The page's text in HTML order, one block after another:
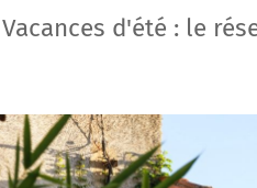
Vacances d'été : le